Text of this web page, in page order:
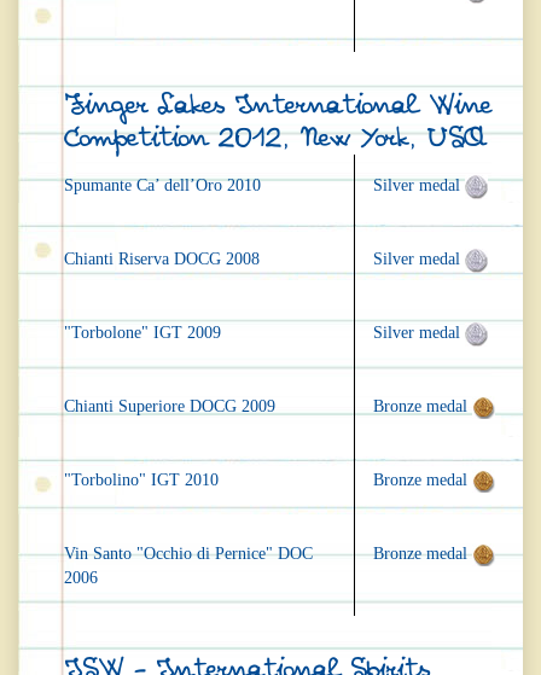
Finger Lakes International Wine
Competition 2012, New York, USA
Spumante Ca’ dell’Oro 2010
Chianti Riserva DOCG 2008
"Torbolone" IGT 2009
Chianti Superiore DOCG 2009
"Torbolino" IGT 2010
Vin Santo "Occhio di Pernice" DOC
2006
Silver medal
Silver medal
Silver medal
Bronze medal
Bronze medal
Bronze medal